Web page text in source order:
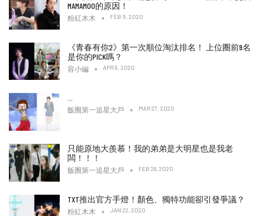
MAMAMOO的原因！
粉紅木木 FEB 5, 2020
《青春有你2》第一次順位淘汰排名！ 上位圈前9名
是你的PICK嗎？
容小編 APR 9, 2020
…
飯圈第一追星大戶 MAR 27, 2020
只能原地大羨慕！我的弟弟是大明星也是我老
闆！！！
飯圈第一追星大戶 FEB 28, 2020
TXT推出官方手燈！顏色、獨特功能卻引發爭議？
粉紅木木 JAN 22, 2020